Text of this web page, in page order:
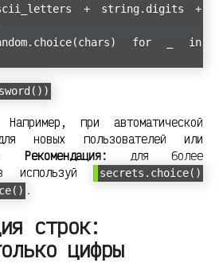
+ string.digits +
for _ in
при автоматической
новых пользователей или
Рекомендация:
для более
используй
secrets.choice()
.
строк:
цифры